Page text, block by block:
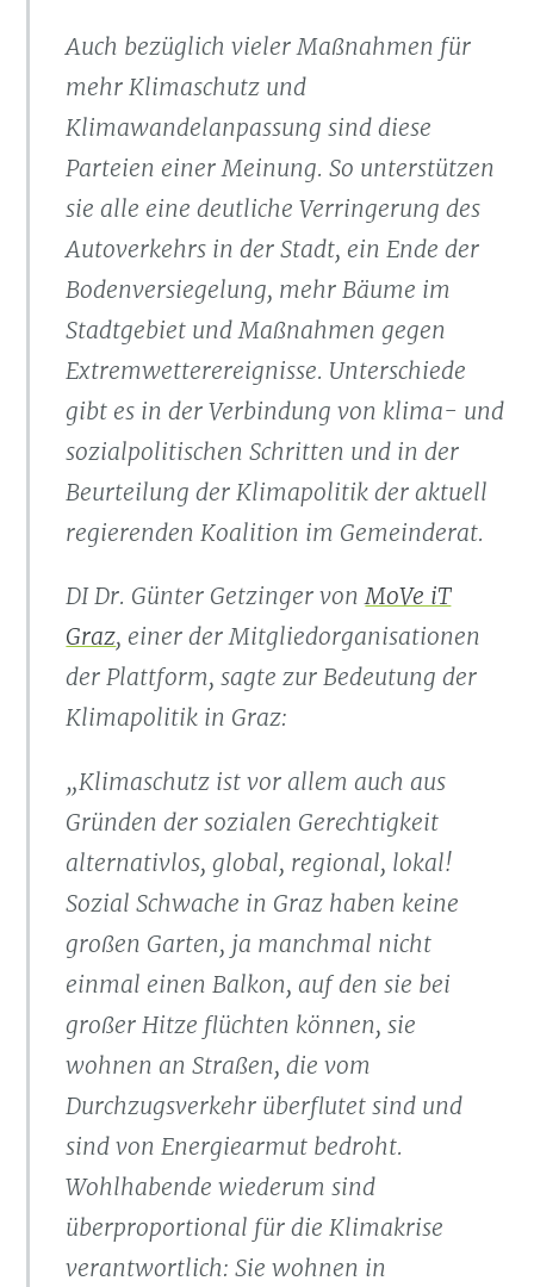
Auch bezüglich vieler Maßnahmen für
mehr Klimaschutz und
Klimawandelanpassung sind diese
Parteien einer Meinung. So unterstützen
sie alle eine deutliche Verringerung des
Autoverkehrs in der Stadt, ein Ende der
Bodenversiegelung, mehr Bäume im
Stadtgebiet und Maßnahmen gegen
Extremwetterereignisse. Unterschiede
gibt es in der Verbindung von klima- und
sozialpolitischen Schritten und in der
Beurteilung der Klimapolitik der aktuell
regierenden Koalition im Gemeinderat.
DI Dr. Günter Getzinger vonMoVe iT
Graz, einer der Mitgliedorganisationen
der Plattform, sagte zur Bedeutung der
Klimapolitik in Graz:
„Klimaschutz ist vor allem auch aus
Gründen der sozialen Gerechtigkeit
alternativlos, global, regional, lokal!
Sozial Schwache in Graz haben keine
großen Garten, ja manchmal nicht
einmal einen Balkon, auf den sie bei
großer Hitze flüchten können, sie
wohnen an Straßen, die vom
Durchzugsverkehr überflutet sind und
sind von Energiearmut bedroht.
Wohlhabende wiederum sind
überproportional für die Klimakrise
verantwortlich: Sie wohnen in